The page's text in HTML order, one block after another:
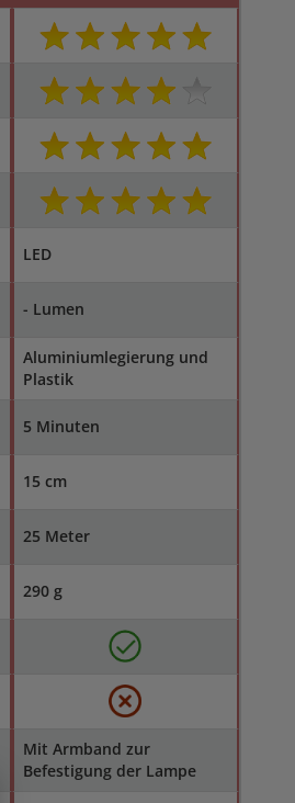
LED
- Lumen
Aluminiumlegierung und
Plastik
5 Minuten
15 cm
25 Meter
290 g
Mit Armband zur
Befestigung der Lampe